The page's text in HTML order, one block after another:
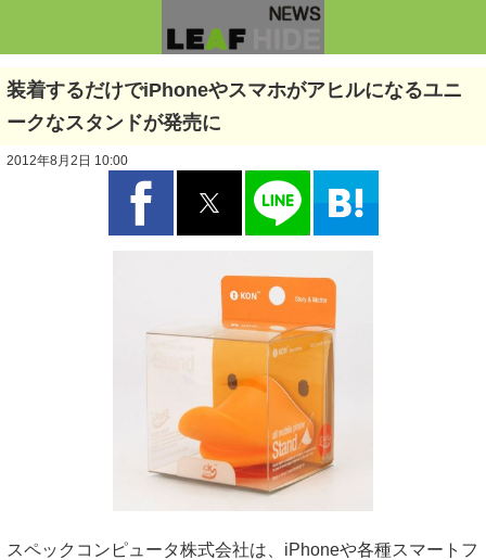
装着するだけでiPhoneやスマホがアヒルになるユニ
ークなスタンドが発売に
2012年8月2日 10:00
スペックコンピュータ株式会社は、iPhoneや各種スマートフ